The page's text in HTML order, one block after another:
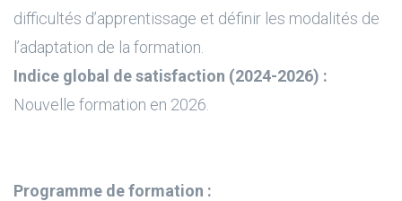
difficultés d’apprentissage et définir les modalités de
l’adaptation de la formation.
Indice global de satisfaction (2024-2026) :
Nouvelle formation en 2026.
Programme de formation :